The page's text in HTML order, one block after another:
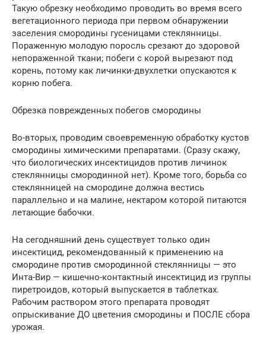
Такую обрезку необходимо проводить во время всего
вегетационного периода при первом обнаружении
заселения смородины гусеницами стеклянницы.
Пораженную молодую поросль срезают до здоровой
непораженной ткани; побеги с корой вырезают под
корень, потому как личинки-двухлетки опускаются к
корню побега.
Обрезка поврежденных побегов смородины
Во-вторых, проводим своевременную обработку кустов
смородины химическими препаратами. (Сразу скажу,
что биологических инсектицидов против личинок
стеклянницы смородинной нет). Кроме того, борьба со
стеклянницей на смородине должна вестись
параллельно и на малине, нектаром которой питаются
летающие бабочки.
На сегодняшний день существует только один
инсектицид, рекомендованный к применению на
смородине против смородинной стеклянницы — это
Инта-Вир — кишечно-контактный инсектицид из группы
пиретроидов, который выпускается в таблетках.
Рабочим раствором этого препарата проводят
опрыскивание ДО цветения смородины и ПОСЛЕ сбора
урожая.